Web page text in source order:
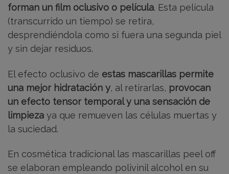
forman un film oclusivo o película. Esta película
(transcurrido un tiempo) se retira,
desprendiéndola como si fuera una segunda piel
y sin dejar residuos.
El efecto oclusivo de estas mascarillas permite
una mejor hidratación y, al retirarlas, provocan
un efecto tensor temporal y una sensación de
limpieza ya que remueven las células muertas y
la suciedad.
En cosmética tradicional las mascarillas peel off
se elaboran empleando polivinil alcohol en su